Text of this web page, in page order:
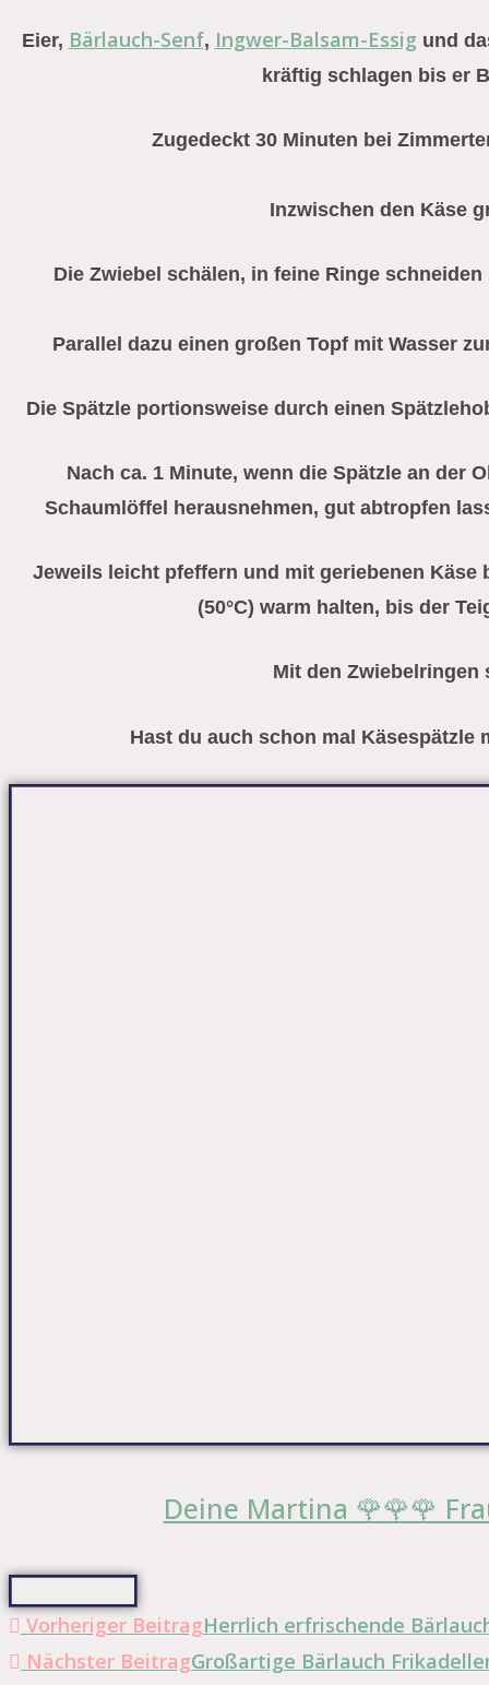
Eier, Bärlauch-Senf, Ingwer-Balsam-Essig und
kräftig schlagen bis er
Zugedeckt 30 Minuten bei
Inzwischen den Käse
Die Zwiebel schälen, in feine Ringe
Parallel dazu einen großen Topf mit Wasser
Die Spätzle portionsweise durch einen
Nach ca. 1 Minute, wenn die Spätzle an der
Schaumlöffel herausnehmen, gut abtropfen
Jeweils leicht pfeffern und mit geriebenen Käse
(50°C) warm halten, bis der
Mit den Zwiebelringen
⁠Hast du auch schon mal Käsespätzle
Deine Martina 🌹🌹🌹
Weitere
Artikel
Vorheriger BeitragHerrlich erfrischende
Nächster BeitragGroßartige Bärlauch